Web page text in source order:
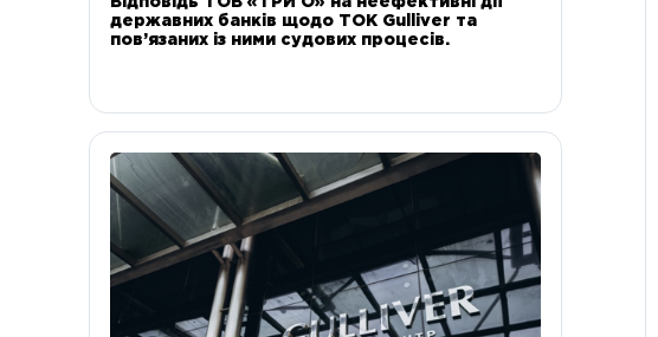
державних банків щодо ТОК Gulliver та
пов’язаних із ними судових процесів.